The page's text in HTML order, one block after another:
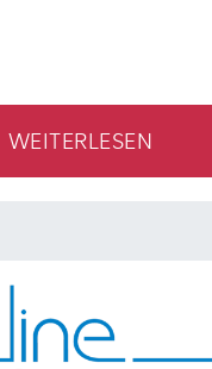
WEITERLESEN